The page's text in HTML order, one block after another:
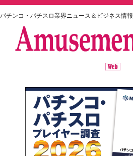
パチンコ・パチスロ業界ニュース＆ビジネス情報